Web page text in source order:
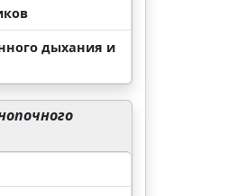
дыхания и